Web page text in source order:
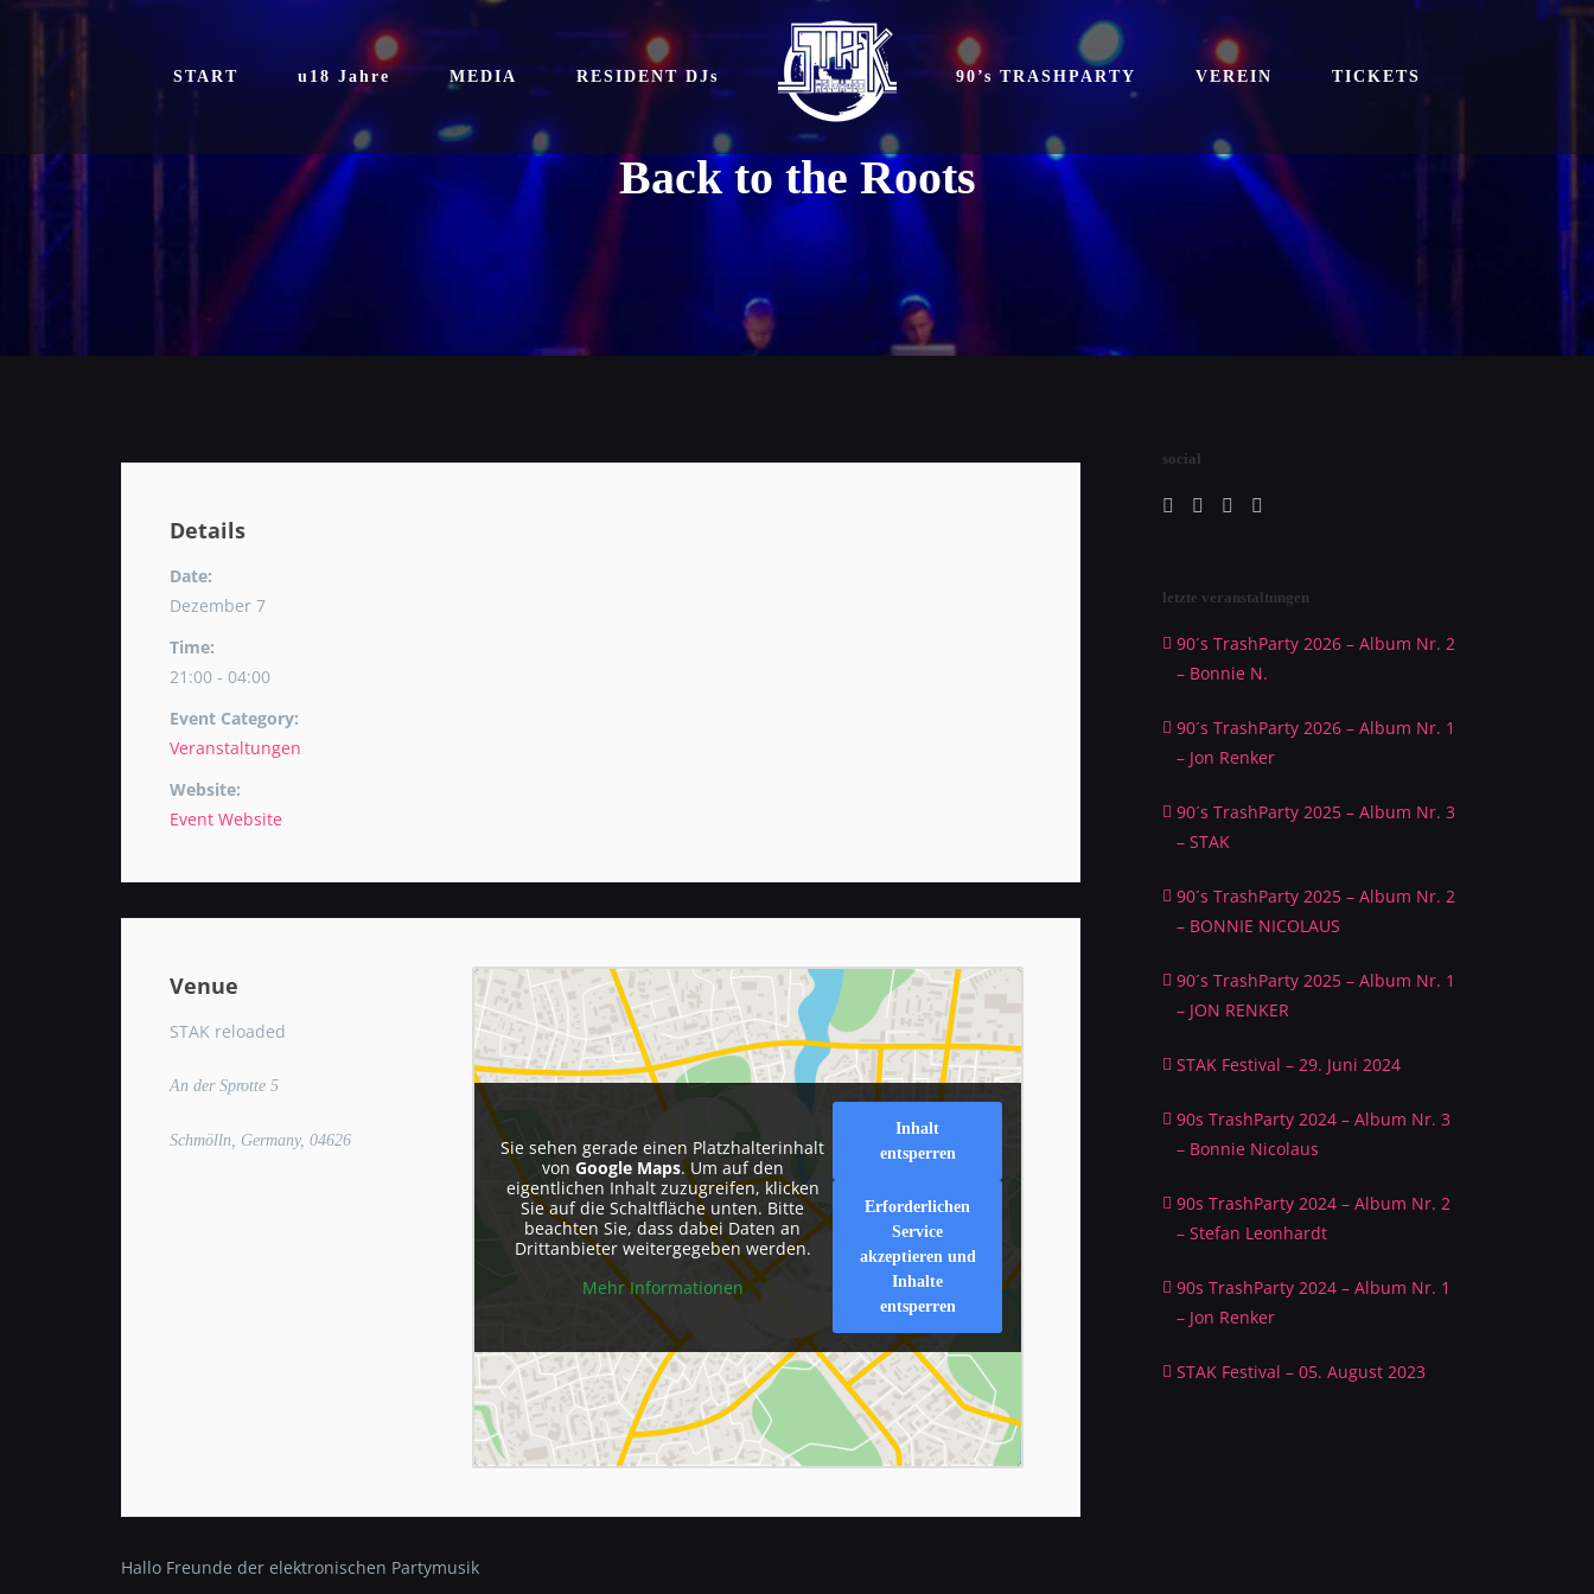
springen
START u18 Jahre MEDIA RESIDENT DJs 90’s TRASHPARTY VEREIN TICKETS
Back to the Roots
Details
Date:
Dezember 7
Time:
21:00 - 04:00
Event Category:
Veranstaltungen
Website:
Event Website
Venue
STAK reloaded
An der Sprotte 5
Schmölln, Germany, 04626
Sie sehen gerade einen Platzhalterinhalt
von Google Maps. Um auf den
eigentlichen Inhalt zuzugreifen, klicken
Sie auf die Schaltfläche unten. Bitte
beachten Sie, dass dabei Daten an
Drittanbieter weitergegeben werden.
Mehr Informationen
Inhalt
entsperren
Erforderlichen
Service
akzeptieren und
Inhalte
entsperren
Hallo Freunde der elektronischen Partymusik
social
letzte veranstaltungen
90´s TrashParty 2026 – Album Nr. 2
– Bonnie N.
90´s TrashParty 2026 – Album Nr. 1
– Jon Renker
90´s TrashParty 2025 – Album Nr. 3
– STAK
90´s TrashParty 2025 – Album Nr. 2
– BONNIE NICOLAUS
90´s TrashParty 2025 – Album Nr. 1
– JON RENKER
STAK Festival – 29. Juni 2024
90s TrashParty 2024 – Album Nr. 3
– Bonnie Nicolaus
90s TrashParty 2024 – Album Nr. 2
– Stefan Leonhardt
90s TrashParty 2024 – Album Nr. 1
– Jon Renker
STAK Festival – 05. August 2023